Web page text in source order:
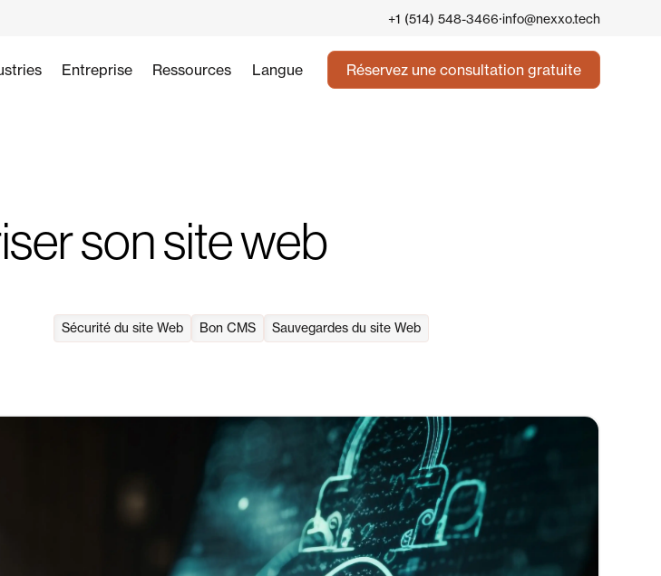
+1 (514) 548-3466·info@nexxo.tech
Entreprise Ressources Langue Réservez une consultation gratuite
son site web
Sécurité du site Web Bon CMS Sauvegardes du site Web